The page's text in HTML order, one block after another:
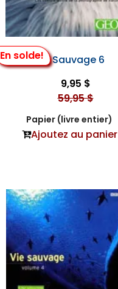
En solde!Vie Sauvage 6
9,95 $
59,95 $
Papier (livre entier)
Ajoutez au panier